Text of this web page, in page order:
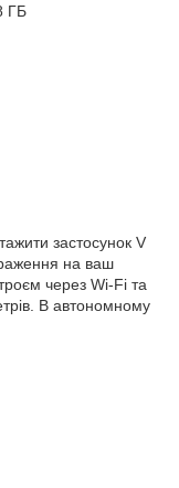
ГБ
застосунок V
на ваш
через Wi-Fi та
В автономному